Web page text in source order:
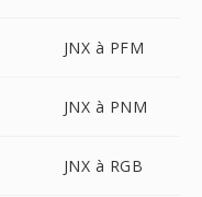
JNX à PFM
JNX à PNM
JNX à RGB